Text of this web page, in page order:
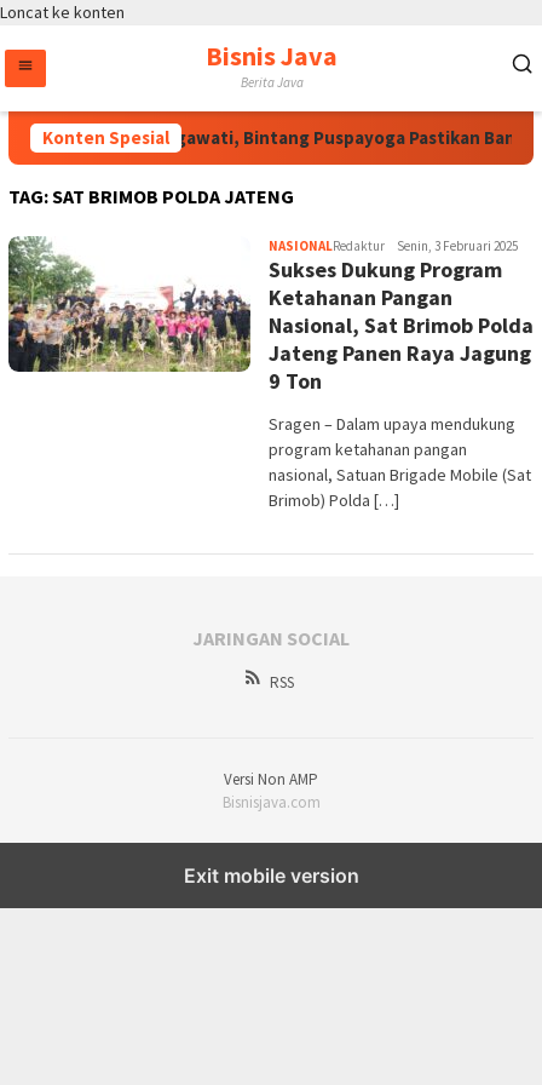
Loncat ke konten
Bisnis Java
Berita Java
Konten Spesial
Atas Arahan Megawati, Bintang Puspayoga Pastikan Bang
TAG:SAT BRIMOB POLDA JATENG
NASIONALRedaktur Senin, 3 Februari 2025
Sukses Dukung Program
Ketahanan Pangan
Nasional, Sat Brimob Polda
Jateng Panen Raya Jagung
9 Ton
Sragen – Dalam upaya mendukung
program ketahanan pangan
nasional, Satuan Brigade Mobile (Sat
Brimob) Polda […]
JARINGAN SOCIAL
RSS
Versi Non AMP
Bisnisjava.com
Exit mobile version